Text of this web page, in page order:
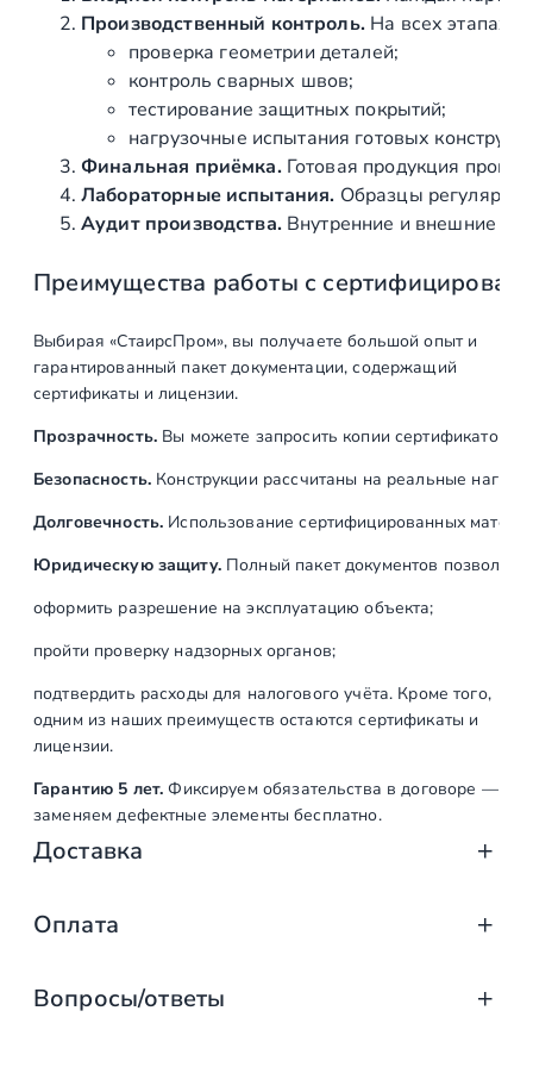
Производственный контроль.На всех этапах
проверка геометрии деталей;
контроль сварных швов;
тестирование защитных покрытий;
нагрузочные испытания готовых
Финальная приёмка.Готовая продукция
Лабораторные испытания. Образцы регулярно
Аудит производства.Внутренние и внешние
Преимущества работы с
Выбирая «СтаирсПром», вы получаете большой опыт и
гарантированный пакет документации, содержащий
сертификаты и лицензии.
Прозрачность.Вы можете запросить копии сертификатов
Безопасность.Конструкции рассчитаны на реальные
Долговечность. Использование сертифицированных
Юридическую защиту.Полный пакет документов позволяет:
оформить разрешение на эксплуатацию объекта;
пройти проверку надзорных органов;
подтвердить расходы для налогового учёта. Кроме того,
одним из наших преимуществ остаются сертификаты и
лицензии.
Гарантию 5 лет. Фиксируем обязательства в договоре —
заменяем дефектные элементы бесплатно.
Доставка
Доставка от «СтаирсПром»: аккуратно,
от упаковки на производстве до разгрузки на объекте.
Какие изделия мы доставляем
Оплата
Оплата услуг «СтаирсПром»: удобно,
Вопросы/ответы